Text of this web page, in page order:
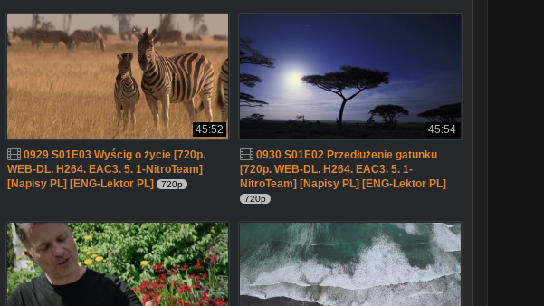
45:52
0929 S01E03 Wyścig o życie [720p.
WEB-DL. H264. EAC3. 5. 1-NitroTeam]
[Napisy PL] [ENG-Lektor PL]
720p
45:54
0930 S01E02 Przedłużenie gatunku
[720p. WEB-DL. H264. EAC3. 5. 1-
NitroTeam] [Napisy PL] [ENG-Lektor PL]
720p